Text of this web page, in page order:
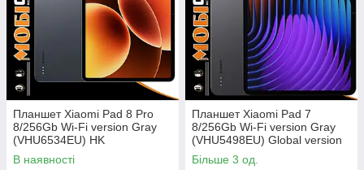
Планшет Xiaomi Pad 8 Pro
8/256Gb Wi-Fi version Gray
(VHU6534EU) HK
В наявності
Планшет Xiaomi Pad 7
8/256Gb Wi-Fi version Gray
(VHU5498EU) Global version
Більше 3 од.